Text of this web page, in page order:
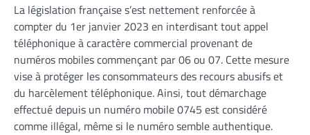
La législation française s’est nettement renforcée à
compter du 1er janvier 2023 en interdisant tout appel
téléphonique à caractère commercial provenant de
numéros mobiles commençant par 06 ou 07. Cette mesure
vise à protéger les consommateurs des recours abusifs et
du harcèlement téléphonique. Ainsi, tout démarchage
effectué depuis un numéro mobile 0745 est considéré
comme illégal, même si le numéro semble authentique.